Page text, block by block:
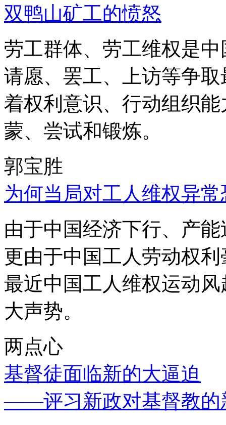
双鸭山矿工的愤怒
劳工群体、劳工维权是
请愿、罢工、上访等争
着权利意识、行动组织
蒙、尝试和锻炼。
郭宝胜
为何当局对工人维权异
由于中国经济下行、产
更由于中国工人劳动权
最近中国工人维权运动
大声势。
两点心
基督徒面临新的大逼迫
——评习新政对基督教的